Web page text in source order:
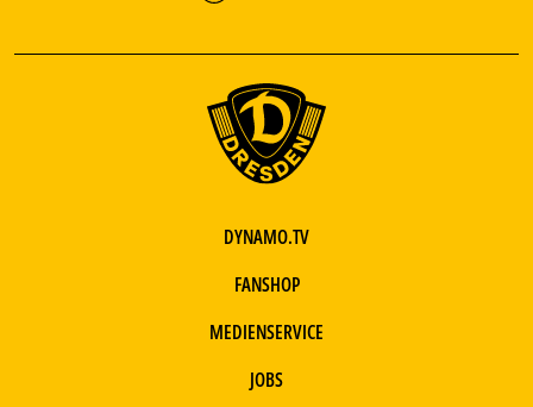
DYNAMO.TV
FANSHOP
MEDIENSERVICE
JOBS